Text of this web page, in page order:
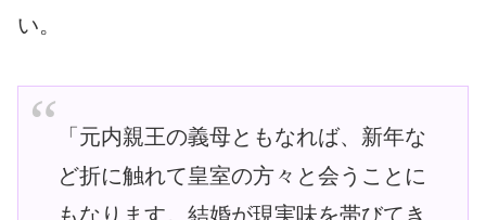
い。
「元内親王の義母ともなれば、新年な
ど折に触れて皇室の方々と会うことに
もなります。結婚が現実味を帯びてき